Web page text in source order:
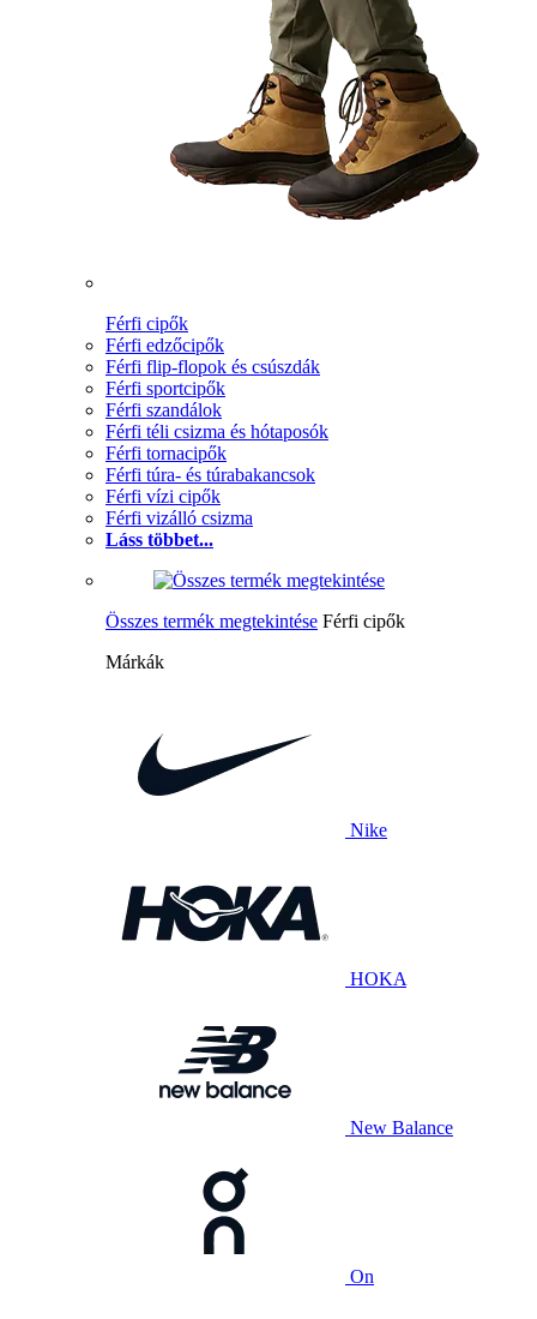
Férfi cipők
Férfi edzőcipők
Férfi flip-flopok és csúszdák
Férfi sportcipők
Férfi szandálok
Férfi téli csizma és hótaposók
Férfi tornacipők
Férfi túra- és túrabakancsok
Férfi vízi cipők
Férfi vizálló csizma
Láss többet...
Összes termék megtekintése Férfi cipők
Márkák
Nike
HOKA
New Balance
On